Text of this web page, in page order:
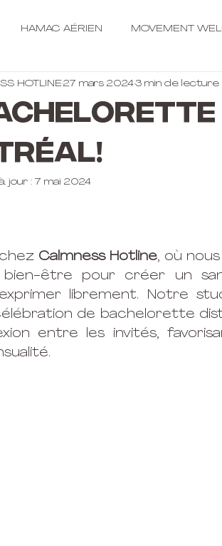
HAMAC AÉRIEN MOVEMENT
HOTLINE27 mars 20243 min de lecture
jour : 7 mai 2024
Calmness Hotline, où
bien-être pour créer un
librement. Notre
de bachelorette
entre les invités,